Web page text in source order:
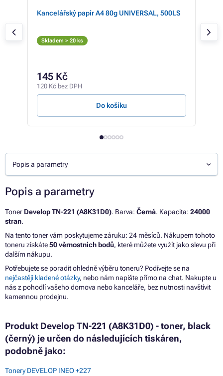
Kancelářský papír A4 80g UNIVERSAL, 500LS
Skladem > 20 ks
145 Kč
120 Kč bez DPH
Do košíku
Popis a parametry
Popis a parametry
Toner Develop TN-221 (A8K31D0). Barva: Černá. Kapacita: 24000
stran.
Na tento toner vám poskytujeme záruku: 24 měsíců. Nákupem tohoto
toneru získáte50 věrnostních bodů, které můžete využít jako slevu při
dalším nákupu.
Potřebujete se poradit ohledně výběru toneru? Podívejte se na
nejčastěji kladené otázky, nebo nám napište přímo na chat. Nakupte u
nás z pohodlí vašeho domova nebo kanceláře, bez nutnosti navštívit
kamennou prodejnu.
Produkt Develop TN-221 (A8K31D0) - toner, black
(černý) je určen do následujících tiskáren,
podobně jako:
Tonery DEVELOP INEO +227